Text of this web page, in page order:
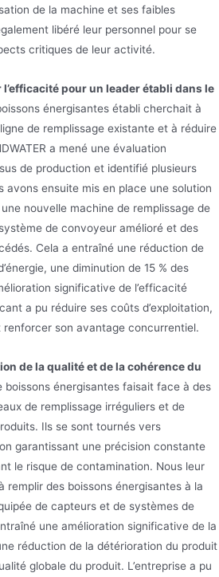
de la machine et ses faibles
libéré leur personnel pour se
critiques de leur activité.
pour un leader établi dans le
énergisantes établi cherchait à
de remplissage existante et à réduire
a mené une évaluation
de production et identifié plusieurs
avons ensuite mis en place une solution
nouvelle machine de remplissage de
de convoyeur amélioré et des
Cela a entraîné une réduction de
une diminution de 15 % des
significative de l’efficacité
a pu réduire ses coûts d’exploitation,
son avantage concurrentiel.
de la qualité et de la cohérence du
boissons énergisantes faisait face à des
de remplissage irréguliers et de
Ils se sont tournés vers
garantissant une précision constante
le risque de contamination. Nous leur
remplir des boissons énergisantes à la
de capteurs et de systèmes de
une amélioration significative de la
réduction de la détérioration du produit
globale du produit. L’entreprise a pu